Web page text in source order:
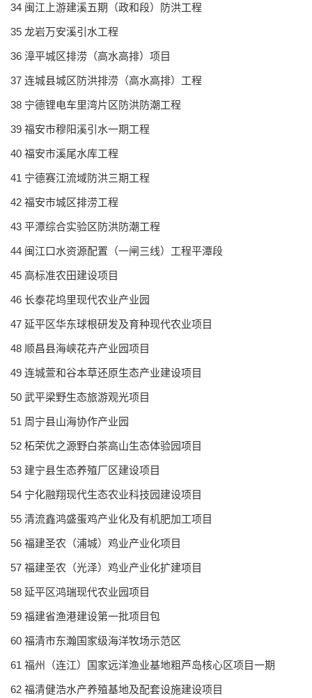
34 闽江上游建溪五期（政和段）防洪工程
35 龙岩万安溪引水工程
36 漳平城区排涝（高水高排）项目
37 连城县城区防洪排涝（高水高排）工程
38 宁德锂电车里湾片区防洪防潮工程
39 福安市穆阳溪引水一期工程
40 福安市溪尾水库工程
41 宁德赛江流域防洪三期工程
42 福安市城区排涝工程
43 平潭综合实验区防洪防潮工程
44 闽江口水资源配置（一闸三线）工程平潭段
45 高标准农田建设项目
46 长泰花坞里现代农业产业园
47 延平区华东球根研发及育种现代农业项目
48 顺昌县海峡花卉产业园项目
49 连城萱和谷本草还原生态产业建设项目
50 武平梁野生态旅游观光项目
51 周宁县山海协作产业园
52 柘荣优之源野白茶高山生态体验园项目
53 建宁县生态养殖厂区建设项目
54 宁化融翔现代生态农业科技园建设项目
55 清流鑫鸿盛蛋鸡产业化及有机肥加工项目
56 福建圣农（浦城）鸡业产业化项目
57 福建圣农（光泽）鸡业产业化扩建项目
58 延平区鸿瑞现代农业园项目
59 福建省渔港建设第一批项目包
60 福清市东瀚国家级海洋牧场示范区
61 福州（连江）国家远洋渔业基地粗芦岛核心区项目一期
62 福清健浩水产养殖基地及配套设施建设项目